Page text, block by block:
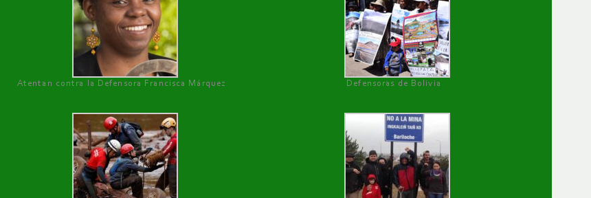
Atentan contra la Defensora Francisca Márquez Defensoras de Bolivia